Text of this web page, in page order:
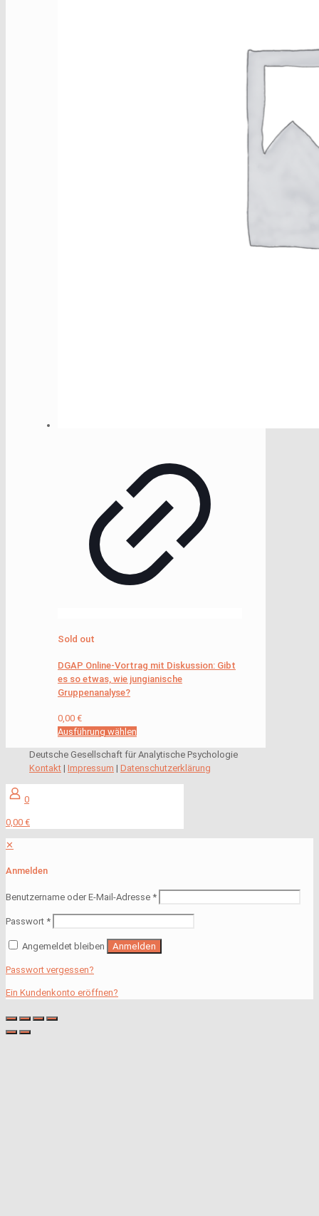
Sold out
DGAP Online-Vortrag mit Diskussion: Gibt
es so etwas, wie jungianische
Gruppenanalyse?
0,00 €
Ausführung wählen
Deutsche Gesellschaft für Analytische Psychologie
Kontakt | Impressum | Datenschutzerklärung
0
0,00 €
✕
Anmelden
Benutzername oder E-Mail-Adresse *
Passwort *
Angemeldet bleiben Anmelden
Passwort vergessen?
Ein Kundenkonto eröffnen?